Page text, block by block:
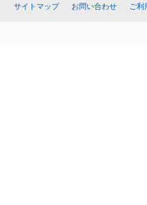
サイトマップ お問い合わせ ご利